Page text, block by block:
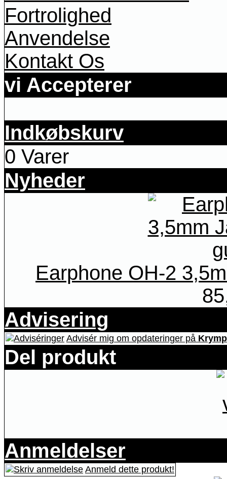
Fortrolighed
Anvendelse
Kontakt Os
vi Accepterer
Indkøbskurv
0 Varer
Nyheder
Earphone OH-2
Advisering
Advisér mig om opdateringer på
Del produkt
Anmeldelser
Anmeld dette produkt!